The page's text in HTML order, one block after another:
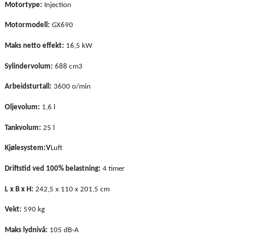
Motortype: Injection
Motormodell: GX690
Maks netto effekt: 16,5 kW
Sylindervolum: 688 cm3
Arbeidsturtall: 3600 o/min
Oljevolum: 1,6 l
Tankvolum: 25 l
Kjølesystem:VLuft
Driftstid ved 100% belastning: 4 timer
L x B x H: 242,5 x 110 x 201,5 cm
Vekt: 590 kg
Maks lydnivå: 105 dB-A